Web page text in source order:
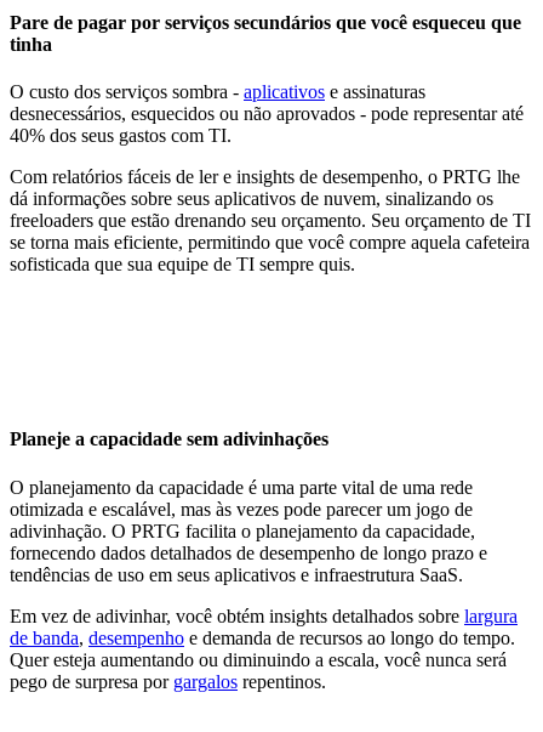
Pare de pagar por serviços secundários que você esqueceu que
tinha
O custo dos serviços sombra - aplicativos e assinaturas
desnecessários, esquecidos ou não aprovados - pode representar até
40% dos seus gastos com TI.
Com relatórios fáceis de ler e insights de desempenho, o PRTG lhe
dá informações sobre seus aplicativos de nuvem, sinalizando os
freeloaders que estão drenando seu orçamento. Seu orçamento de TI
se torna mais eficiente, permitindo que você compre aquela cafeteira
sofisticada que sua equipe de TI sempre quis.
Planeje a capacidade sem adivinhações
O planejamento da capacidade é uma parte vital de uma rede
otimizada e escalável, mas às vezes pode parecer um jogo de
adivinhação. O PRTG facilita o planejamento da capacidade,
fornecendo dados detalhados de desempenho de longo prazo e
tendências de uso em seus aplicativos e infraestrutura SaaS.
Em vez de adivinhar, você obtém insights detalhados sobre largura
de banda, desempenho e demanda de recursos ao longo do tempo.
Quer esteja aumentando ou diminuindo a escala, você nunca será
pego de surpresa por gargalos repentinos.